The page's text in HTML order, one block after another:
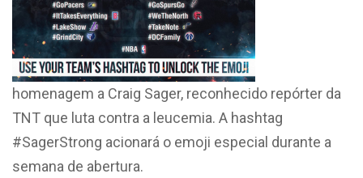
homenagem a Craig Sager, reconhecido repórter da
TNT que luta contra a leucemia. A hashtag
#SagerStrong acionará o emoji especial durante a
semana de abertura.